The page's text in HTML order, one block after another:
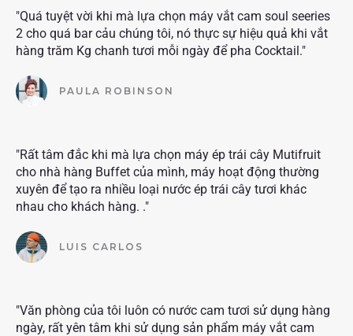
"Quá tuyệt vời khi mà lựa chọn máy vắt cam soul seeries
2 cho quá bar cảu chúng tôi, nó thực sự hiệu quả khi vắt
hàng trăm Kg chanh tươi mỗi ngày để pha Cocktail."
PAULA ROBINSON
"Rất tâm đắc khi mà lựa chọn máy ép trái cây Mutifruit
cho nhà hàng Buffet của mình, máy hoạt động thường
xuyên để tạo ra nhiều loại nước ép trái cây tươi khác
nhau cho khách hàng. ."
LUIS CARLOS
"Văn phòng của tôi luôn có nước cam tươi sử dụng hàng
ngày, rất yên tâm khi sử dụng sản phẩm máy vắt cam